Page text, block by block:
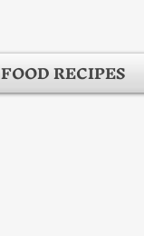
FOOD RECIPES